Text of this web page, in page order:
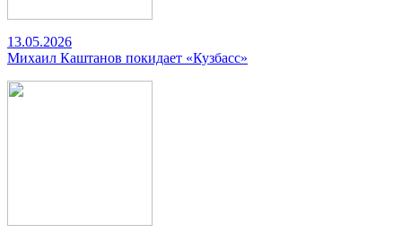
13.05.2026
Михаил Каштанов покидает «Кузбасс»